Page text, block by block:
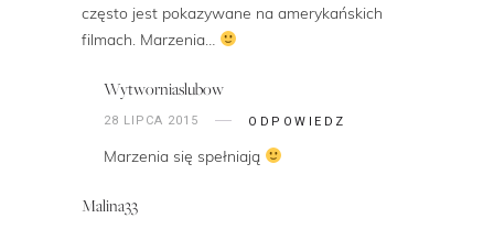
często jest pokazywane na amerykańskich
filmach. Marzenia…
Wytworniaslubow
28 LIPCA 2015 ODPOWIEDZ
Marzenia się spełniają
Malina33